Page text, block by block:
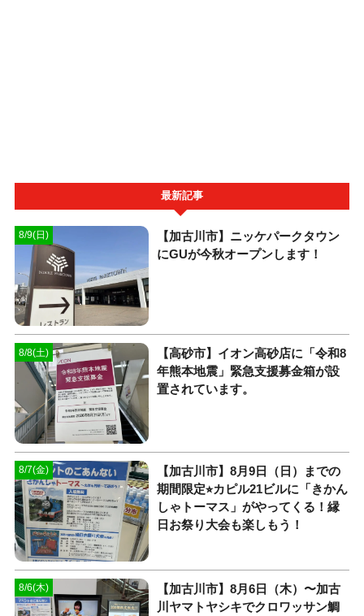
最新記事
8/9(日)
【加古川市】ニッケパークタウン
にGUが今秋オープンします！
8/8(土)
【高砂市】イオン高砂店に「令和8
年熊本地震」緊急支援募金箱が設
置されています。
8/7(金)
【加古川市】8月9日（日）までの
期間限定⭐︎カピル21ビルに「きかん
しゃトーマス」がやってくる！縁
日お祭り大会も楽しもう！
8/6(木)
【加古川市】8月6日（木）〜加古
川ヤマトヤシキでクロワッサン鯛